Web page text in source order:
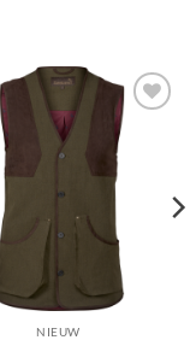
Toevoegen
verlanglijst
NIEUW